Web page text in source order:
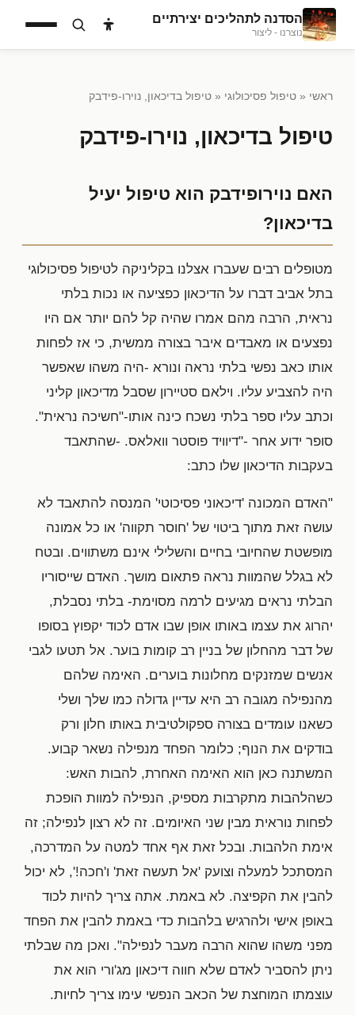
הסדנה לתהליכים יצירתיים
נוצרנו - ליצור
ראשי « טיפול פסיכולוגי « טיפול בדיכאון, נוירו-פידבק
טיפול בדיכאון, נוירו-פידבק
האם נוירופידבק הוא טיפול יעיל
בדיכאון?
מטופלים רבים שעברו אצלנו בקליניקה לטיפול פסיכולוגי
בתל אביב דברו על הדיכאון כפציעה או נכות בלתי
נראית, הרבה מהם אמרו שהיה קל להם יותר אם היו
נפצעים או מאבדים איבר בצורה ממשית, כי אז לפחות
אותו כאב נפשי בלתי נראה ונורא -היה משהו שאפשר
היה להצביע עליו. וילאם סטיירון שסבל מדיכאון קליני
וכתב עליו ספר בלתי נשכח כינה אותו-"חשיכה נראית".
סופר ידוע אחר -"דיוויד פוסטר וואלאס. -שהתאבד
בעקבות הדיכאון שלו כתב:
"האדם המכונה 'דיכאוני פסיכוטי' המנסה להתאבד לא
עושה זאת מתוך ביטוי של 'חוסר תקווה' או כל אמונה
מופשטת שהחיובי בחיים והשלילי אינם משתווים. ובטח
לא בגלל שהמוות נראה פתאום מושך. האדם שייסוריו
הבלתי נראים מגיעים לרמה מסוימת- בלתי נסבלת,
יהרוג את עצמו באותו אופן שבו אדם לכוד יקפוץ בסופו
של דבר מהחלון של בניין רב קומות בוער. אל תטעו לגבי
אנשים שמזנקים מחלונות בוערים. האימה שלהם
מהנפילה מגובה רב היא עדיין גדולה כמו שלך ושלי
כשאנו עומדים בצורה ספקולטיבית באותו חלון ורק
בודקים את הנוף; כלומר הפחד מנפילה נשאר קבוע.
המשתנה כאן הוא האימה האחרת, להבות האש:
כשהלהבות מתקרבות מספיק, הנפילה למוות הופכת
לפחות נוראית מבין שני האיומים. זה לא רצון לנפילה; זה
אימת הלהבות. ובכל זאת אף אחד למטה על המדרכה,
המסתכל למעלה וצועק 'אל תעשה זאת' ו'חכה!', לא יכול
להבין את הקפיצה. לא באמת. אתה צריך להיות לכוד
באופן אישי ולהרגיש בלהבות כדי באמת להבין את הפחד
מפני משהו שהוא הרבה מעבר לנפילה". ואכן מה שבלתי
ניתן להסביר לאדם שלא חווה דיכאון מג'ורי הוא את
עוצמתו המוחצת של הכאב הנפשי עימו צריך לחיות.